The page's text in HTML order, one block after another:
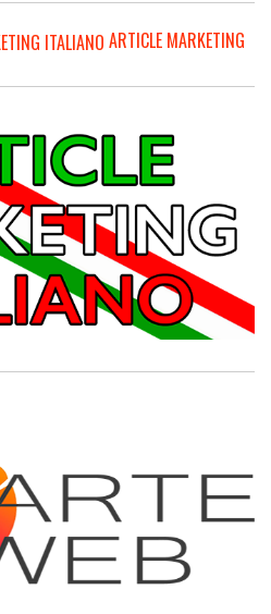
ARTICLE MARKETING